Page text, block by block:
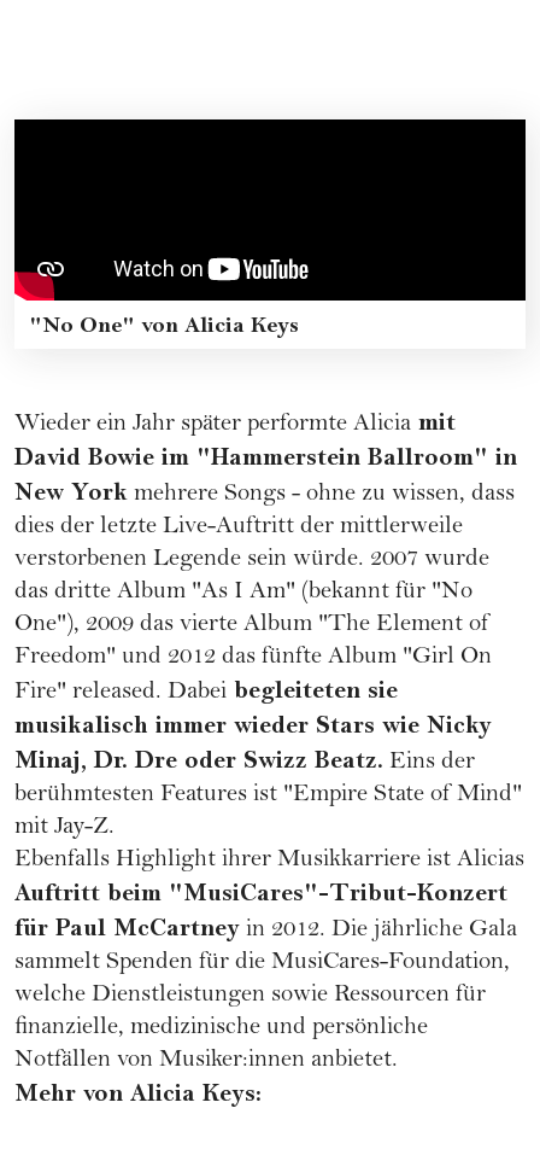
"No One" von Alicia Keys
Wieder ein Jahr später performte Alicia mit
David Bowie im "Hammerstein Ballroom" in
New York mehrere Songs - ohne zu wissen, dass
dies der letzte Live-Auftritt der mittlerweile
verstorbenen Legende sein würde. 2007 wurde
das dritte Album "As I Am" (bekannt für "No
One"), 2009 das vierte Album "The Element of
Freedom" und 2012 das fünfte Album "Girl On
Fire" released. Dabei begleiteten sie
musikalisch immer wieder Stars wie Nicky
Minaj, Dr. Dre oder Swizz Beatz. Eins der
berühmtesten Features ist "Empire State of Mind"
mit Jay-Z.
Ebenfalls Highlight ihrer Musikkarriere ist Alicias
Auftritt beim "MusiCares"-Tribut-Konzert
für Paul McCartney in 2012. Die jährliche Gala
sammelt Spenden für die MusiCares-Foundation,
welche Dienstleistungen sowie Ressourcen für
finanzielle, medizinische und persönliche
Notfällen von Musiker:innen anbietet.
Mehr von Alicia Keys: